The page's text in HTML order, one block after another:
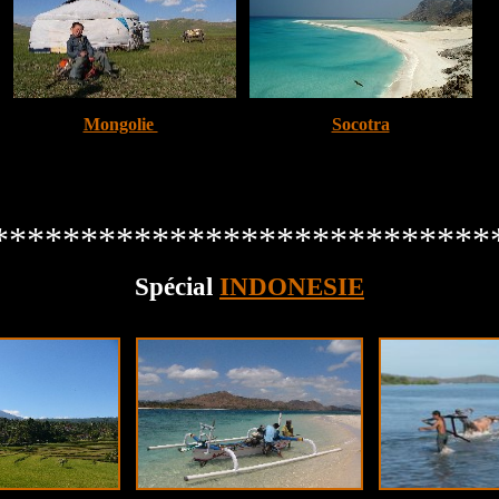
Mongolie Socotra
Spécial INDONESIE